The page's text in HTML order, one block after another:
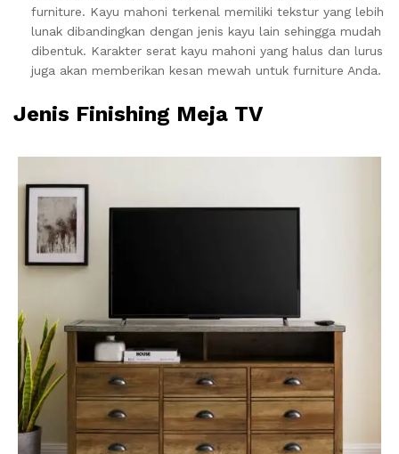
furniture. Kayu mahoni terkenal memiliki tekstur yang lebih
lunak dibandingkan dengan jenis kayu lain sehingga mudah
dibentuk. Karakter serat kayu mahoni yang halus dan lurus
juga akan memberikan kesan mewah untuk furniture Anda.
Jenis Finishing Meja TV